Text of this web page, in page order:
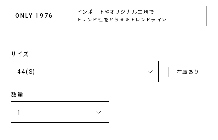
ONLY 1976
インポートやオリジナル生地で
トレンド性をとらえたトレンドライン
サイズ
在庫あり
数量